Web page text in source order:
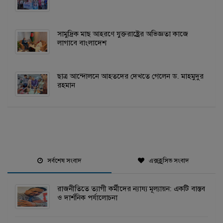
সামুদ্রিক মাছ আহরণে যুক্তরাষ্ট্রের অভিজ্ঞতা কাজে
লাগাবে বাংলাদেশ
ছাত্র আন্দোলনে আহতদের দেখতে গেলেন ড. মাহমুদুর
রহমান
সর্বশেষ সংবাদ এক্সক্লুসিভ সংবাদ
রাজনীতিতে ত্যাগী কর্মীদের ন্যায্য মূল্যায়ন: একটি বাস্তব
ও দার্শনিক পর্যালোচনা